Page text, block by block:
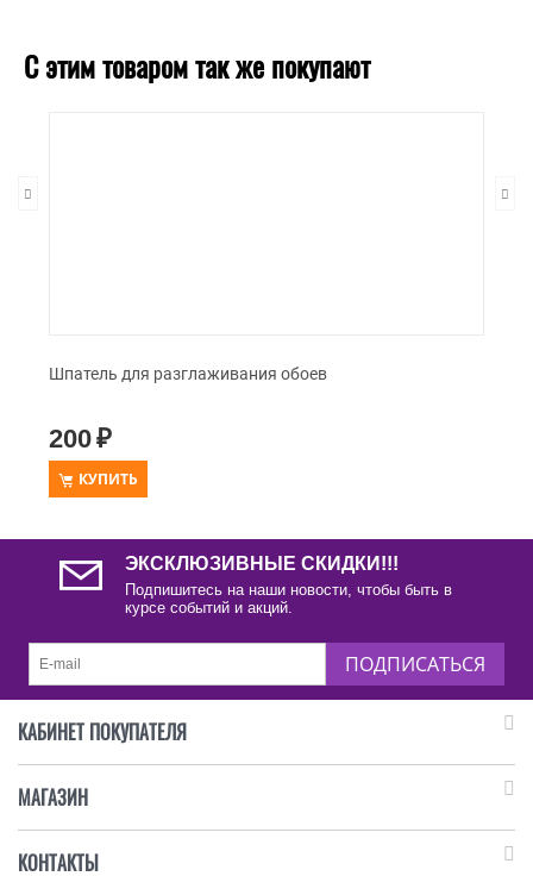
С этим товаром так же покупают
Шпатель для разглаживания обоев
200₽
КУПИТЬ
ЭКСКЛЮЗИВНЫЕ СКИДКИ!!!
Подпишитесь на наши новости, чтобы быть в
курсе событий и акций.
ПОДПИСАТЬСЯ
КАБИНЕТ ПОКУПАТЕЛЯ
МАГАЗИН
КОНТАКТЫ